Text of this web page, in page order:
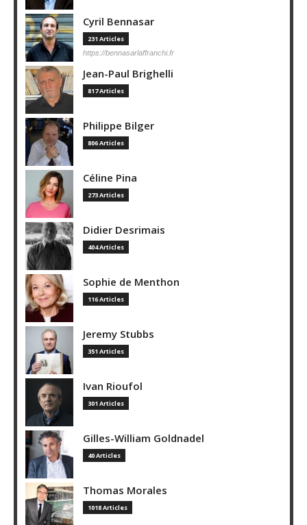
Cyril Bennasar
231 Articles
https://bennasarlaffranchi.fr
Jean-Paul Brighelli
817 Articles
Philippe Bilger
806 Articles
Céline Pina
273 Articles
Didier Desrimais
404 Articles
Sophie de Menthon
116 Articles
Jeremy Stubbs
351 Articles
Ivan Rioufol
301 Articles
Gilles-William Goldnadel
40 Articles
Thomas Morales
1018 Articles